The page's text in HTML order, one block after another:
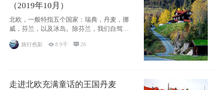
（2019年10月）
北欧，一般特指五个国家：瑞典，丹麦，挪
威，芬兰，以及冰岛。除芬兰，我们自驾游
旅行色影 8.9千 26
走进北欧充满童话的王国丹麦